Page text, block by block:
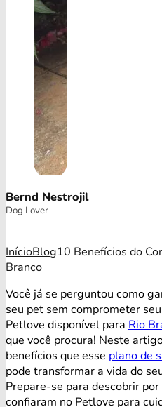
Bernd Nestrojil
Dog Lover
InícioBlog10 Benefícios do
Branco
Você já se perguntou como
seu pet sem comprometer
Petlove disponível para Rio
que você procura! Neste
benefícios que esse plano de
pode transformar a vida do
Prepare-se para descobrir
confiaram no Petlove para